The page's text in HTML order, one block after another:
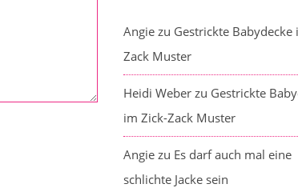
Angie zu Gestrickte Babydecke
Zack Muster
Heidi Weber zu Gestrickte
im Zick-Zack Muster
Angie zu Es darf auch mal eine
schlichte Jacke sein